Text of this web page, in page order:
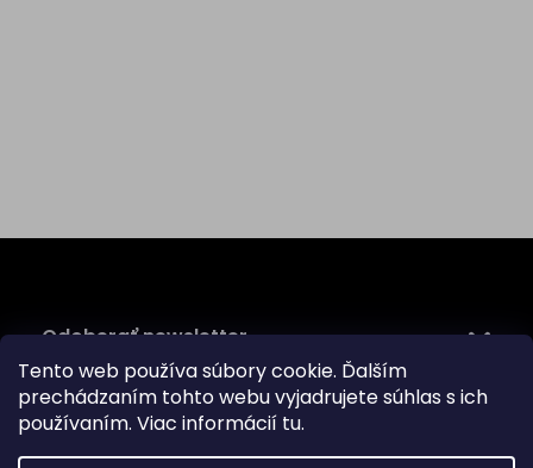
Tento web používa súbory cookie. Ďalším
prechádzaním tohto webu vyjadrujete súhlas s ich
používaním. Viac informácií tu.
ä Odoberať newsletter
Vložte svoj e-mail a my Vám budeme zasielať informácie
o nových produktoch na našom e-shope.